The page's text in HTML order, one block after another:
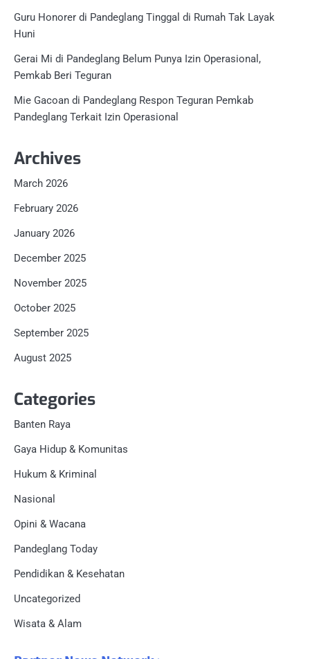
Guru Honorer di Pandeglang Tinggal di Rumah Tak Layak
Huni
Gerai Mi di Pandeglang Belum Punya Izin Operasional,
Pemkab Beri Teguran
Mie Gacoan di Pandeglang Respon Teguran Pemkab
Pandeglang Terkait Izin Operasional
Archives
March 2026
February 2026
January 2026
December 2025
November 2025
October 2025
September 2025
August 2025
Categories
Banten Raya
Gaya Hidup & Komunitas
Hukum & Kriminal
Nasional
Opini & Wacana
Pandeglang Today
Pendidikan & Kesehatan
Uncategorized
Wisata & Alam